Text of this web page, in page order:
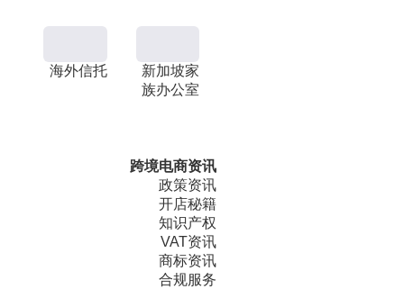
海外信托
新加坡家
族办公室
跨境电商资讯
政策资讯
开店秘籍
知识产权
VAT资讯
商标资讯
合规服务